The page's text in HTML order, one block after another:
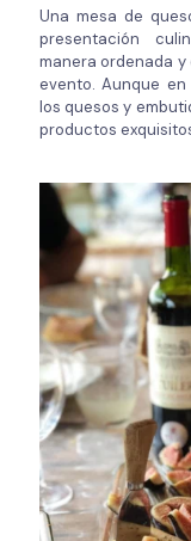
Una mesa de
presentación
manera ordenada
evento. Aunque
los quesos y
productos